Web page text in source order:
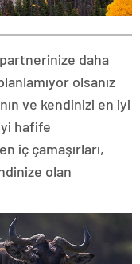
partnerinize daha
olsanız
ve kendinizi en iyi
hafife
iç çamaşırları,
olan